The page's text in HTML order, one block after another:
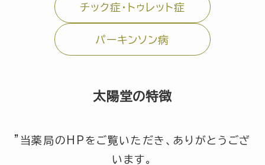
チック症・トゥレット症
パーキンソン病
太陽堂の特徴
”当薬局のHPをご覧いただき、ありがとうござ
います。